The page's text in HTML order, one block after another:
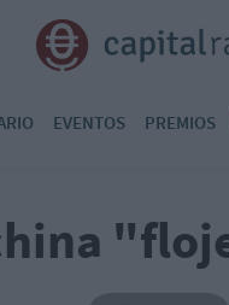
EVENTOS PREMIOS